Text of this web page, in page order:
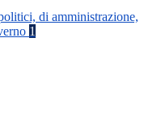
di amministrazione,
1